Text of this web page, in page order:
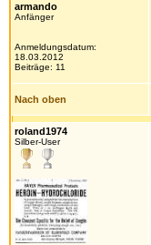
armando
Anfänger
Anmeldungsdatum:
18.03.2012
Beiträge: 11
Nach oben
roland1974
Silber-User